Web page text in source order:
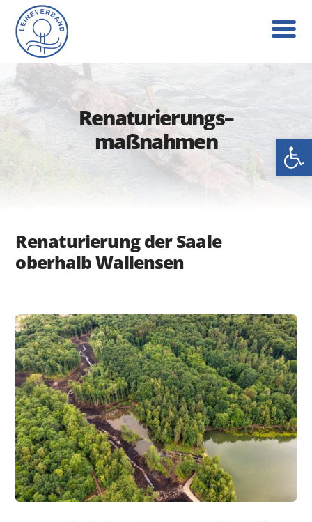
Renaturierungs–
maßnahmen
Renaturierung der Saale
oberhalb Wallensen